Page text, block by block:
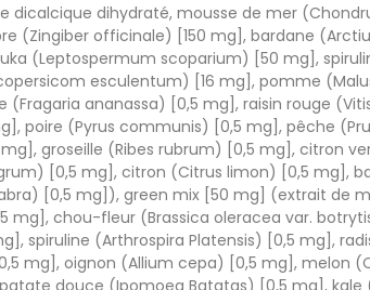
dicalcique dihydraté, mousse de mer
(Zingiber officinale) [150 mg], bardane
(Leptospermum scoparium) [50 mg],
esculentum) [16 mg], pomme
ananassa) [0,5 mg], raisin rouge
poire (Pyrus communis) [0,5 mg], pêche
groseille (Ribes rubrum) [0,5 mg],
[0,5 mg], citron (Citrus limon) [0,5 mg],
[0,5 mg]), green mix [50 mg] (extrait de
chou-fleur (Brassica oleracea var.
spiruline (Arthrospira Platensis) [0,5 mg],
mg], oignon (Allium cepa) [0,5 mg],
douce (Ipomoea Batatas) [0,5 mg],